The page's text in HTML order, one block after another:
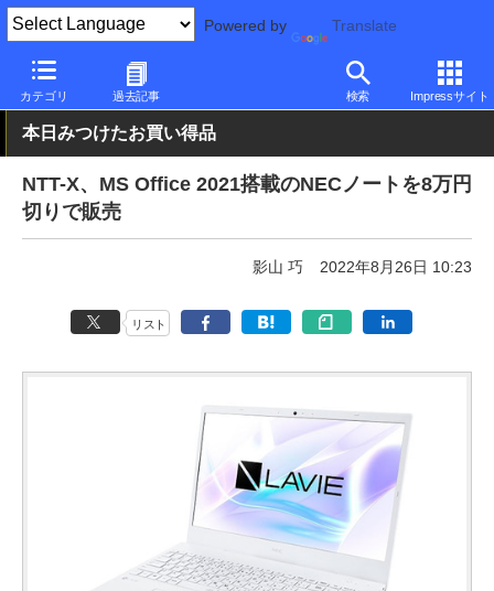
Powered by Translate
カテゴリ 過去記事 検索 Impressサイト
PC Watch パソコン/タブレット/スマートフォン ノートパソコン
本日みつけたお買い得品
NTT-X、MS Office 2021搭載のNECノートを8万円
切りで販売
影山 巧 2022年8月26日 10:23
リスト